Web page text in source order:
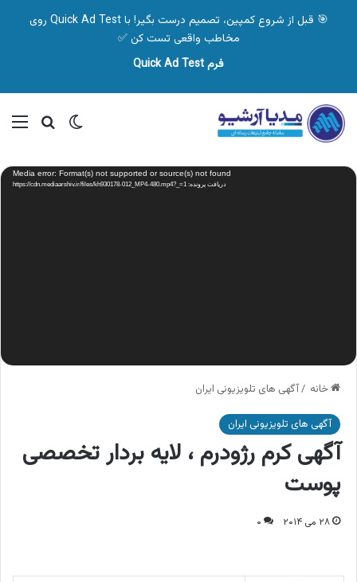
🎯 قبل از شروع کمپین، تصمیم درست بگیر! با Quick Ad Test روی
مخاطب واقعی تست کن ✅
فرم Quick Ad Test
تغییر پوسته
نمایشگر
ویدیو Media error: Format(s) not supported or source(s) not found
دریافت پرونده: https://cdn.mediaarshiv.ir/files/kh930178-012_MP4-480.mp4?_=1
خانه /آگهی های تلویزیونی ایران
آگهی های تلویزیونی ایران
آگهی کرم رژودرم ، لایه بردار تخصصی
پوست
۲۸ می ۲۰۱۴ ۰